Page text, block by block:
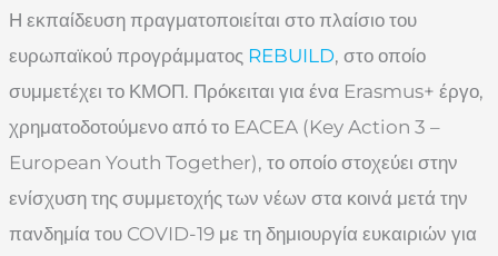
Η εκπαίδευση πραγματοποιείται στο πλαίσιο του
ευρωπαϊκού προγράμματος REBUILD, στο οποίο
συμμετέχει το ΚΜΟΠ. Πρόκειται για ένα Erasmus+ έργο,
χρηματοδοτούμενο από το EACEA (Key Action 3 –
European Youth Together), το οποίο στοχεύει στην
ενίσχυση της συμμετοχής των νέων στα κοινά μετά την
πανδημία του COVID-19 με τη δημιουργία ευκαιριών για